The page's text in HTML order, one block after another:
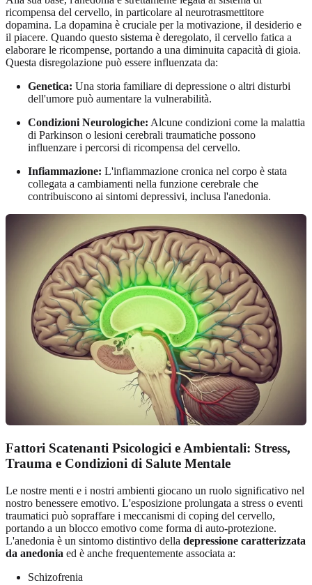
ricompensa del cervello, in particolare al neurotrasmettitore
dopamina. La dopamina è cruciale per la motivazione, il desiderio e
il piacere. Quando questo sistema è deregolato, il cervello fatica a
elaborare le ricompense, portando a una diminuita capacità di gioia.
Questa disregolazione può essere influenzata da:
Genetica: Una storia familiare di depressione o altri disturbi
dell'umore può aumentare la vulnerabilità.
Condizioni Neurologiche: Alcune condizioni come la malattia
di Parkinson o lesioni cerebrali traumatiche possono
influenzare i percorsi di ricompensa del cervello.
Infiammazione: L'infiammazione cronica nel corpo è stata
collegata a cambiamenti nella funzione cerebrale che
contribuiscono ai sintomi depressivi, inclusa l'anedonia.
Fattori Scatenanti Psicologici e Ambientali: Stress,
Trauma e Condizioni di Salute Mentale
Le nostre menti e i nostri ambienti giocano un ruolo significativo nel
nostro benessere emotivo. L'esposizione prolungata a stress o eventi
traumatici può sopraffare i meccanismi di coping del cervello,
portando a un blocco emotivo come forma di auto-protezione.
L'anedonia è un sintomo distintivo della depressione caratterizzata
da anedonia ed è anche frequentemente associata a:
Schizofrenia